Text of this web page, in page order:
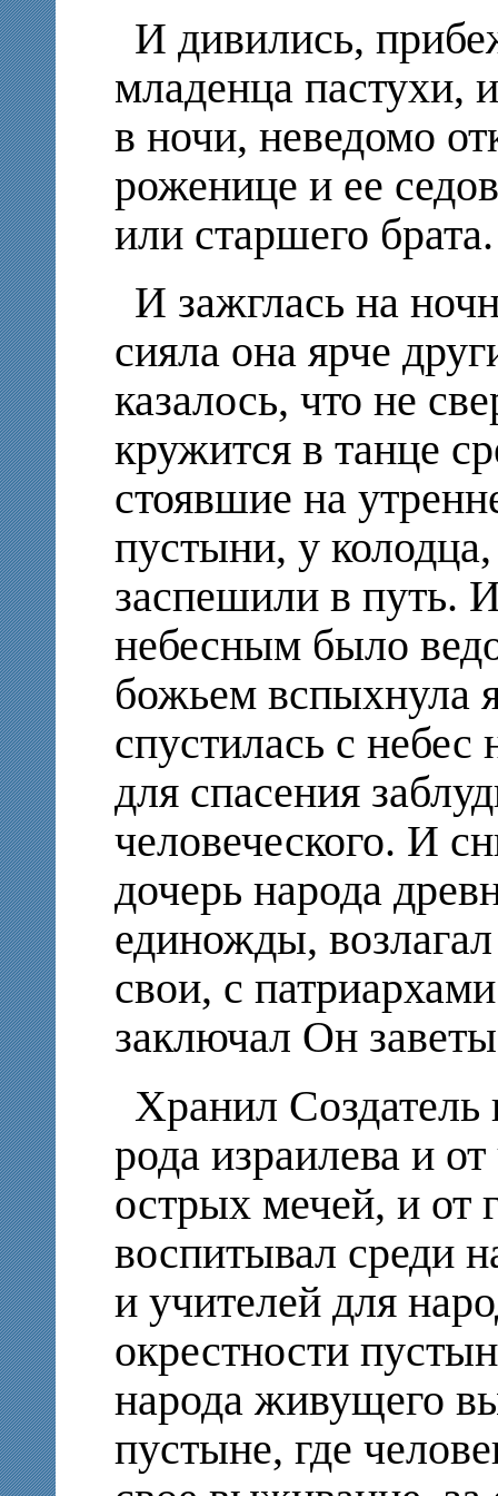
И дивились,
младенца пастухи,
в ночи, неведомо
роженице и ее
или старшего брата.
И зажглась на
сияла она ярче
казалось, что не
кружится в танце
стоявшие на
пустыни, у
заспешили в путь.
небесным было
божьем вспыхнула
спустилась с
для спасения
человеческого. И
дочерь народа
единожды,
свои, с
заключал Он
Хранил Создатель
рода израилева и
острых мечей, и от
воспитывал среди
и учителей для
окрестности
народа живущего
пустыне, где